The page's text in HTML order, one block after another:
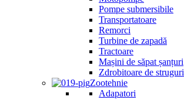
Pompe submersibile
Transportatoare
Remorci
Turbine de zapadă
Tractoare
Mașini de săpat șanțuri
Zdrobitoare de struguri
Zootehnie
Adapatori